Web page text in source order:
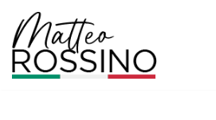
Vai
al
contenuto